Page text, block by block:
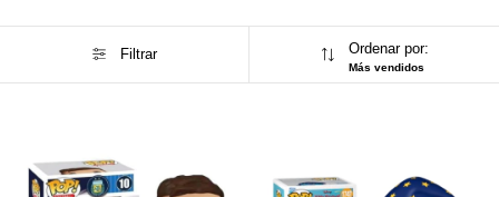
Filtrar Ordenar por:
Más vendidos